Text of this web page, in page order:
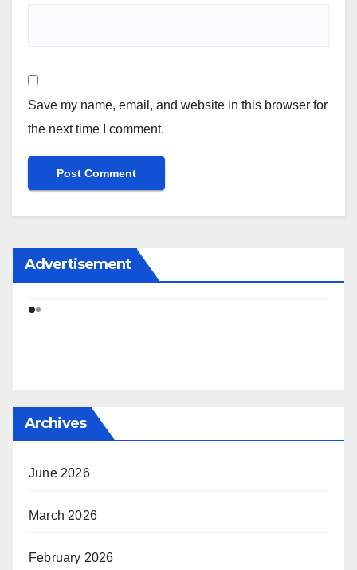
Save my name, email, and website in this browser for
the next time I comment.
Advertisement
Archives
June 2026
March 2026
February 2026